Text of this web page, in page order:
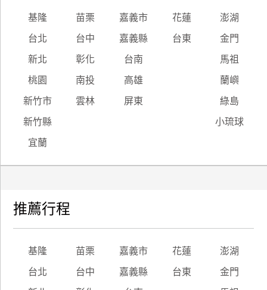
基隆 苗栗 嘉義市 花蓮 澎湖
台北 台中 嘉義縣 台東 金門
新北 彰化 台南 馬祖
桃園 南投 高雄 蘭嶼
新竹市 雲林 屏東 綠島
新竹縣 小琉球
宜蘭
推薦行程
基隆 苗栗 嘉義市 花蓮 澎湖
台北 台中 嘉義縣 台東 金門